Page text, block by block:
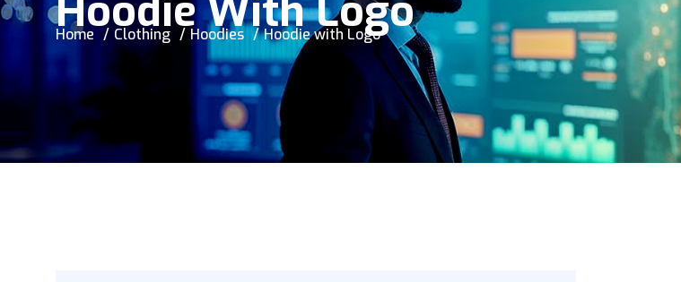
Home Clothing Hoodies Hoodie with Logo